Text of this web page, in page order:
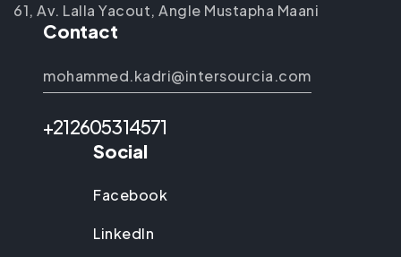
61, Av. Lalla Yacout, Angle Mustapha Maani
Contact
mohammed.kadri@intersourcia.com
+212605314571
Social
Facebook
LinkedIn